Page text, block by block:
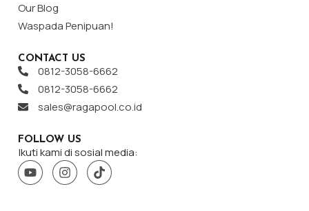
Our Blog
Waspada Penipuan!
CONTACT US
0812-3058-6662
0812-3058-6662
sales@ragapool.co.id
FOLLOW US
Ikuti kami di sosial media: